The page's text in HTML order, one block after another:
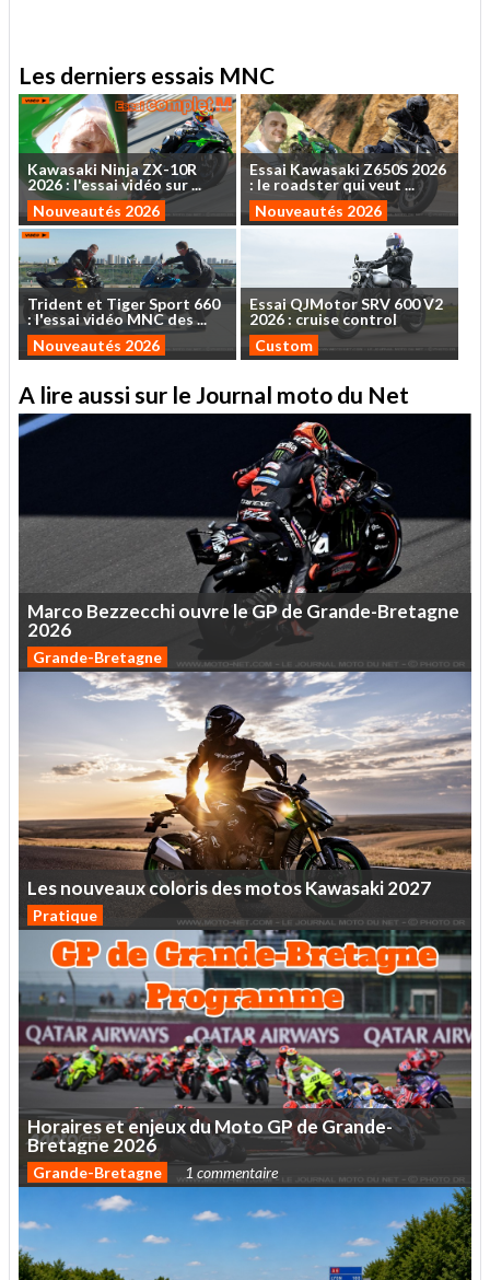
Les derniers essais MNC
Kawasaki NinjaZX-10R
2026: l'essaividéo sur...
Nouveautés 2026
Essai Kawasaki Z650S 2026
: le roadsterquiveut ...
Nouveautés 2026
Trident et TigerSport 660
: l'essaividéo MNCdes...
Nouveautés 2026
EssaiQJMotorSRV 600V2
2026 : cruise control
Custom
A lire aussi sur le Journal moto du Net
Marco Bezzecchiouvre leGPde Grande-Bretagne
2026
Grande-Bretagne
LesnouveauxcolorisdesmotosKawasaki2027
Pratique
HorairesetenjeuxduMotoGPdeGrande-
Bretagne 2026
Grande-Bretagne 1 commentaire